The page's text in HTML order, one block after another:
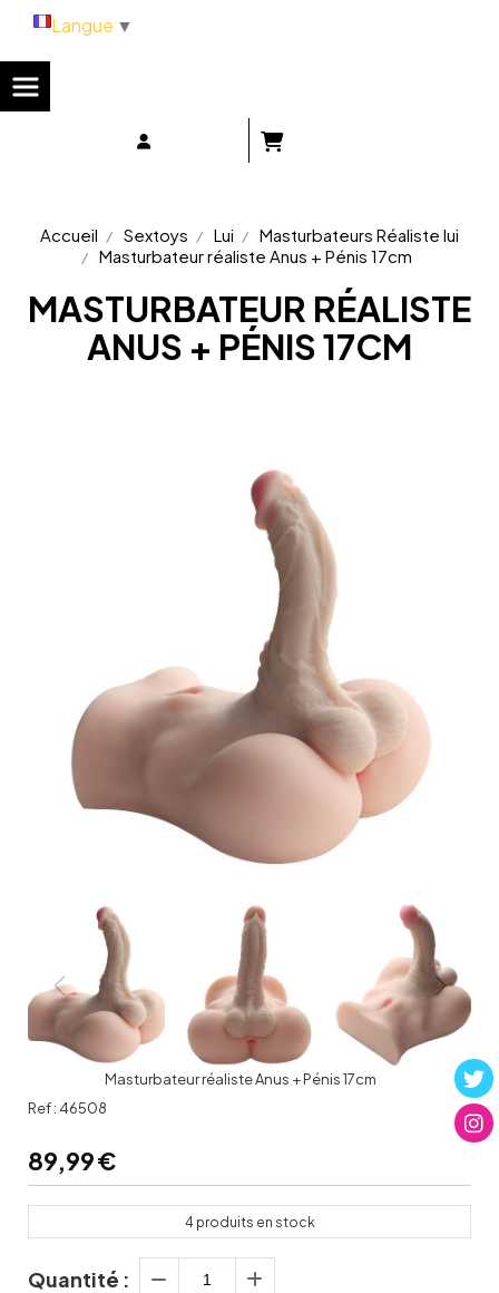
Accueil Sextoys Lui
Masturbateurs Réaliste lui
Masturbateur réaliste Anus + Pénis 17cm
MASTURBATEUR RÉALISTE
ANUS + PÉNIS 17CM
Masturbateur réaliste Anus + Pénis 17cm
Ref : 46508
89,99€
4 produits en stock
Quantité :
Langue ▼